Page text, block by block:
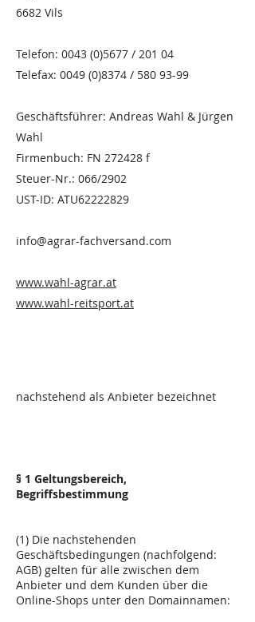
6682 Vils
Telefon: 0043 (0)5677 / 201 04
Telefax: 0049 (0)8374 / 580 93-99
Geschäftsführer: Andreas Wahl & Jürgen
Wahl
Firmenbuch: FN 272428 f
Steuer-Nr.: 066/2902
UST-ID: ATU62222829
info@agrar-fachversand.com
www.wahl-agrar.at
www.wahl-reitsport.at
nachstehend als Anbieter bezeichnet
§ 1 Geltungsbereich,
Begriffsbestimmung
(1) Die nachstehenden
Geschäftsbedingungen (nachfolgend:
AGB) gelten für alle zwischen dem
Anbieter und dem Kunden über die
Online-Shops unter den Domainnamen: